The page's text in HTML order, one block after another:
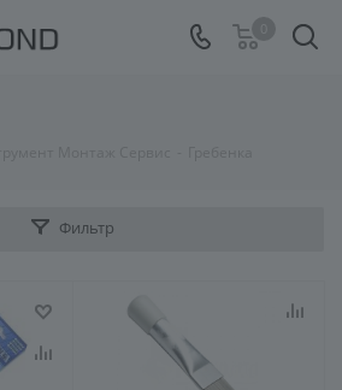
Фильтр